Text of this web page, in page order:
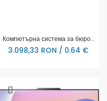
Компютърна система за бюро Arctic Senza Ryzen 7 5700G, 32GB DDR4, 1TB NVMe, WiFi 6E, Windows 11 Home
3.098,33 RON / 0.64 €